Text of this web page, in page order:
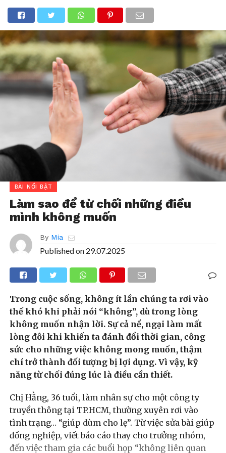
BÀI NỔI BẬT
Làm sao để từ chối những điều
mình không muốn
By Mia
Published on 29.07.2025
Trong cuộc sống, không ít lần chúng ta rơi vào
thế khó khi phải nói “không”, dù trong lòng
không muốn nhận lời. Sự cả nể, ngại làm mất
lòng đôi khi khiến ta đánh đổi thời gian, công
sức cho những việc không mong muốn, thậm
chí trở thành đối tượng bị lợi dụng. Vì vậy, kỹ
năng từ chối đúng lúc là điều cần thiết.
Chị Hằng, 36 tuổi, làm nhân sự cho một công ty
truyền thông tại TP.HCM, thường xuyên rơi vào
tình trạng… “giúp dùm cho lẹ”. Từ việc sửa bài giúp
đồng nghiệp, viết báo cáo thay cho trưởng nhóm,
đến việc tham gia các buổi họp “không liên quan